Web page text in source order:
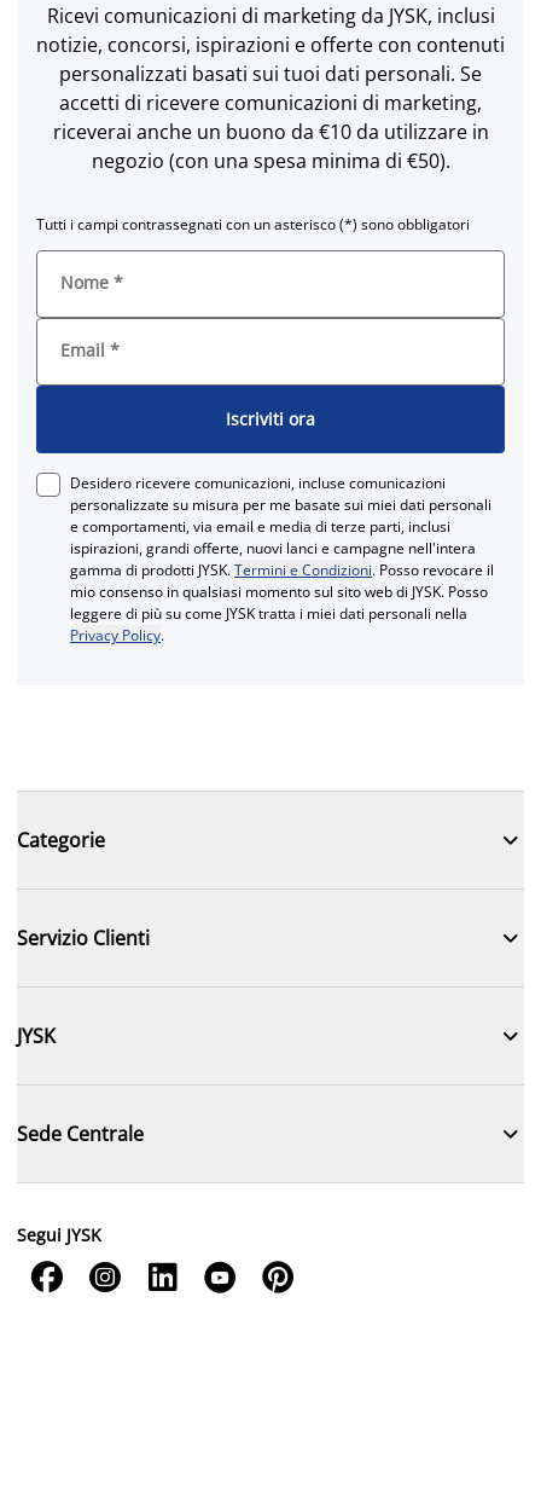
Ricevi comunicazioni di marketing da JYSK, inclusi
notizie, concorsi, ispirazioni e offerte con contenuti
personalizzati basati sui tuoi dati personali. Se
accetti di ricevere comunicazioni di marketing,
riceverai anche un buono da €10 da utilizzare in
negozio (con una spesa minima di €50).
Tutti i campi contrassegnati con un asterisco (*) sono obbligatori
Nome *
Email *
Iscriviti ora
Desidero ricevere comunicazioni, incluse comunicazioni
personalizzate su misura per me basate sui miei dati personali
e comportamenti, via email e media di terze parti, inclusi
ispirazioni, grandi offerte, nuovi lanci e campagne nell'intera
gamma di prodotti JYSK.Termini e Condizioni. Posso revocare il
mio consenso in qualsiasi momento sul sito web di JYSK. Posso
leggere di più su come JYSK tratta i miei dati personali nella
Privacy Policy.
Categorie 
Servizio Clienti 
JYSK 
Sede Centrale 
Segui JYSK
    